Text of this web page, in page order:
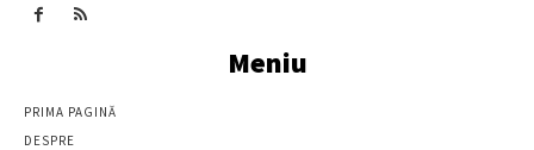
Meniu
PRIMA PAGINĂ
DESPRE